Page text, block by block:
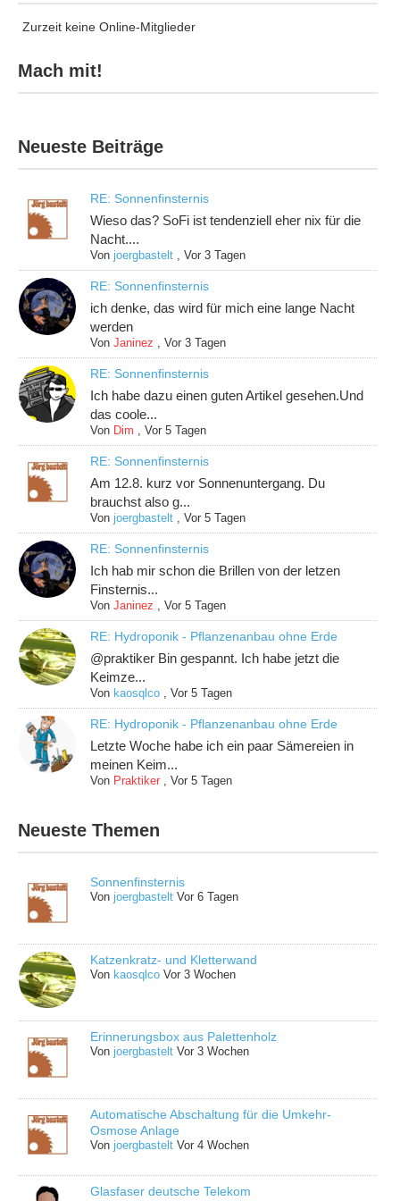
Zurzeit keine Online-Mitglieder
Mach mit!
Neueste Beiträge
RE: Sonnenfinsternis
Wieso das? SoFi ist tendenziell eher nix für die
Nacht....
Vonjoergbastelt ,Vor 3 Tagen
RE: Sonnenfinsternis
ich denke, das wird für mich eine lange Nacht
werden
VonJaninez ,Vor 3 Tagen
RE: Sonnenfinsternis
Ich habe dazu einen guten Artikel gesehen.Und
das coole...
Von Dim ,Vor 5 Tagen
RE: Sonnenfinsternis
Am 12.8. kurz vor Sonnenuntergang. Du
brauchst also g...
Vonjoergbastelt ,Vor 5 Tagen
RE: Sonnenfinsternis
Ich hab mir schon die Brillen von der letzen
Finsternis...
VonJaninez ,Vor 5 Tagen
RE: Hydroponik - Pflanzenanbau ohne Erde
@praktiker Bin gespannt. Ich habe jetzt die
Keimze...
Von kaosqlco ,Vor 5 Tagen
RE: Hydroponik - Pflanzenanbau ohne Erde
Letzte Woche habe ich ein paar Sämereien in
meinen Keim...
Von Praktiker ,Vor 5 Tagen
Neueste Themen
Sonnenfinsternis
Vonjoergbastelt Vor 6 Tagen
Katzenkratz- und Kletterwand
Vonkaosqlco Vor 3 Wochen
Erinnerungsbox aus Palettenholz
Vonjoergbastelt Vor 3 Wochen
Automatische Abschaltung für die Umkehr-
Osmose Anlage
Vonjoergbastelt Vor 4 Wochen
Glasfaser deutsche Telekom